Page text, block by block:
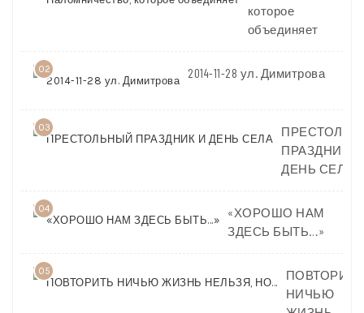
которое
объединяет
02 2014-11-28 ул. Димитрова
03
ПРАЗДНИК И
ДЕНЬ СЕЛА
04
«ХОРОШО НАМ
ЗДЕСЬ БЫТЬ…»
05
ПОВТОРИТЬ
НИЧЬЮ